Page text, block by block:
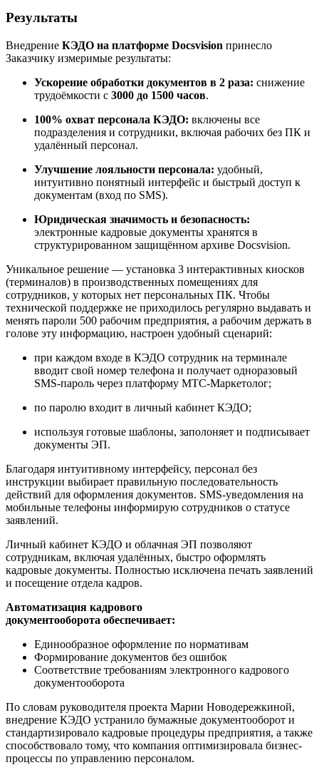
Результаты
Внедрение КЭДО на платформе Docsvision принесло
Заказчику измеримые результаты:
Ускорение обработки документов в 2 раза: снижение
трудоёмкости с 3000 до 1500 часов.
100% охват персонала КЭДО: включены все
подразделения и сотрудники, включая рабочих без ПК и
удалённый персонал.
Улучшение лояльности персонала: удобный,
интуитивно понятный интерфейс и быстрый доступ к
документам (вход по SMS).
Юридическая значимость и безопасность:
электронные кадровые документы хранятся в
структурированном защищённом архиве Docsvision.
Уникальное решение — установка 3 интерактивных киосков
(терминалов) в производственных помещениях для
сотрудников, у которых нет персональных ПК. Чтобы
технической поддержке не приходилось регулярно выдавать и
менять пароли 500 рабочим предприятия, а рабочим держать в
голове эту информацию, настроен удобный сценарий:
при каждом входе в КЭДО сотрудник на терминале
вводит свой номер телефона и получает одноразовый
SMS-пароль через платформу МТС-Маркетолог;
по паролю входит в личный кабинет КЭДО;
используя готовые шаблоны, заполоняет и подписывает
документы ЭП.
Благодаря интуитивному интерфейсу, персонал без
инструкции выбирает правильную последовательность
действий для оформления документов. SMS-уведомления на
мобильные телефоны информирую сотрудников о статусе
заявлений.
Личный кабинет КЭДО и облачная ЭП позволяют
сотрудникам, включая удалённых, быстро оформлять
кадровые документы. Полностью исключена печать заявлений
и посещение отдела кадров.
Автоматизация кадрового
документооборота обеспечивает:
Единообразное оформление по нормативам
Формирование документов без ошибок
Соответствие требованиям электронного кадрового
документооборота
По словам руководителя проекта Марии Новодережкиной,
внедрение КЭДО устранило бумажные документооборот и
стандартизировало кадровые процедуры предприятия, а также
способствовало тому, что компания оптимизировала бизнес-
процессы по управлению персоналом.